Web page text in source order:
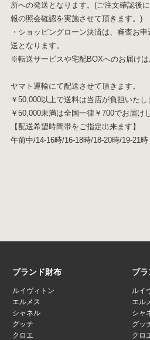
所への発送となります。(ご注文確認後
報の照会確認を実施させて頂きます。)
・ショッピングローン決済は、審査お
送となります。
※転送サービスや宅配BOXへのお届けは
ヤマト運輸にて配送させて頂きます。
￥50,000以上で送料は当店が負担いたし
￥50,000未満は全国一律￥700でお届け
【配送希望時間帯をご指定出来ます】
午前中/14-16時/16-18時/18-20時/19-21時
ブランド財布
ルイヴィトン
エルメス
シャネル
グッチ
クロエ
ブ
ルイ
エル
シャ
グッ
クロ